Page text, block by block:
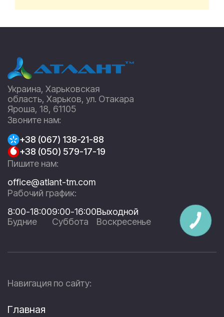
Украина, Харьковская
область, Харьков, ул. Отакара
Яроша, 18, 61105
Звоните нам:
+38 (067) 138-21-88
+38 (050) 579-17-19
Пишите нам:
office@atlant-tm.com
Рабочий график:
8:00-18:00
Будние
9:00-16:00
Суббота
Выходной
Воскресенье
Навигация по сайту:
Главная